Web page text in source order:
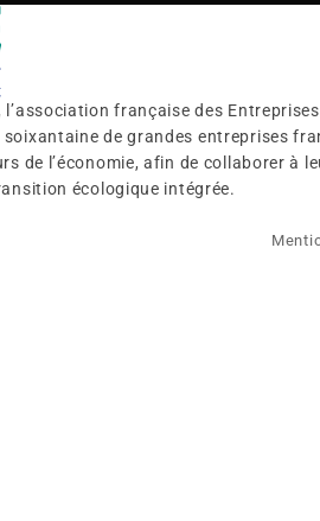
l’association française des
soixantaine de grandes entreprises
de l’économie, afin de collaborer à
écologique intégrée.